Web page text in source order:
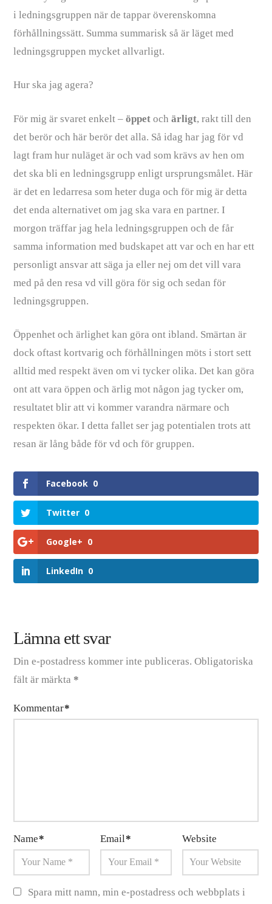
i ledningsgruppen när de tappar överenskomna
förhållningssätt. Summa summarisk så är läget med
ledningsgruppen mycket allvarligt.
Hur ska jag agera?
För mig är svaret enkelt –öppet ochärligt, rakt till den
det berör och här berör det alla. Så idag har jag för vd
lagt fram hur nuläget är och vad som krävs av hen om
det ska bli en ledningsgrupp enligt ursprungsmålet. Här
är det en ledarresa som heter duga och för mig är detta
det enda alternativet om jag ska vara en partner. I
morgon träffar jag hela ledningsgruppen och de får
samma information med budskapet att var och en har ett
personligt ansvar att säga ja eller nej om det vill vara
med på den resa vd vill göra för sig och sedan för
ledningsgruppen.
Öppenhet och ärlighet kan göra ont ibland. Smärtan är
dock oftast kortvarig och förhållningen möts i stort sett
alltid med respekt även om vi tycker olika. Det kan göra
ont att vara öppen och ärlig mot någon jag tycker om,
resultatet blir att vi kommer varandra närmare och
respekten ökar. I detta fallet ser jag potentialen trots att
resan är lång både för vd och för gruppen.
Facebook 0
Twitter 0
Google+ 0
LinkedIn 0
Lämna ett svar
Din e-postadress kommer inte publiceras. Obligatoriska
fält är märkta *
Kommentar*
Name* Email* Website
Spara mitt namn, min e-postadress och webbplats i